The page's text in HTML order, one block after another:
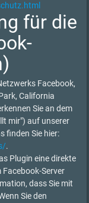
für die
Facebook,
California
Sie an dem
mir") auf unserer
finden Sie hier:
.
Plugin eine direkte
Server
dass Sie mit
Sie den